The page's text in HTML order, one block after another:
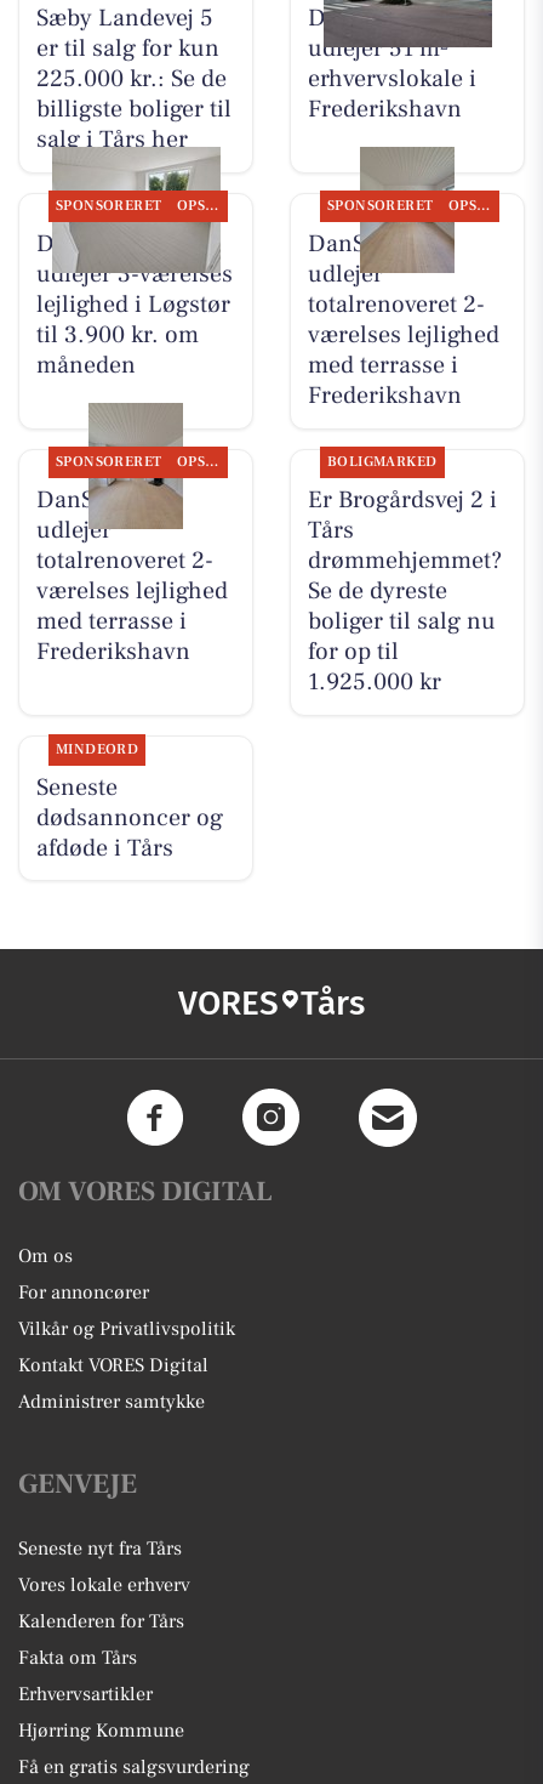
Sæby Landevej 5
er til salg for kun
225.000 kr.: Se de
billigste boliger til
salg i Tårs her
DanSeb ApS
udlejer 51 m²
erhvervslokale i
Frederikshavn
SPONSORERET OPSLAGSTAVLEN
DanSeb ApS
udlejer 3-værelses
lejlighed i Løgstør
til 3.900 kr. om
måneden
SPONSORERET OPSLAGSTAVLEN
DanSeb ApS
udlejer
totalrenoveret 2-
værelses lejlighed
med terrasse i
Frederikshavn
SPONSORERET OPSLAGSTAVLEN
DanSeb ApS
udlejer
totalrenoveret 2-
værelses lejlighed
med terrasse i
Frederikshavn
BOLIGMARKED
Er Brogårdsvej 2 i
Tårs
drømmehjemmet?
Se de dyreste
boliger til salg nu
for op til
1.925.000 kr
MINDEORD
Seneste
dødsannoncer og
afdøde i Tårs
VORES Tårs
OM VORES DIGITAL
Om os
For annoncører
Vilkår og Privatlivspolitik
Kontakt VORES Digital
Administrer samtykke
GENVEJE
Seneste nyt fra Tårs
Vores lokale erhverv
Kalenderen for Tårs
Fakta om Tårs
Erhvervsartikler
Hjørring Kommune
Få en gratis salgsvurdering